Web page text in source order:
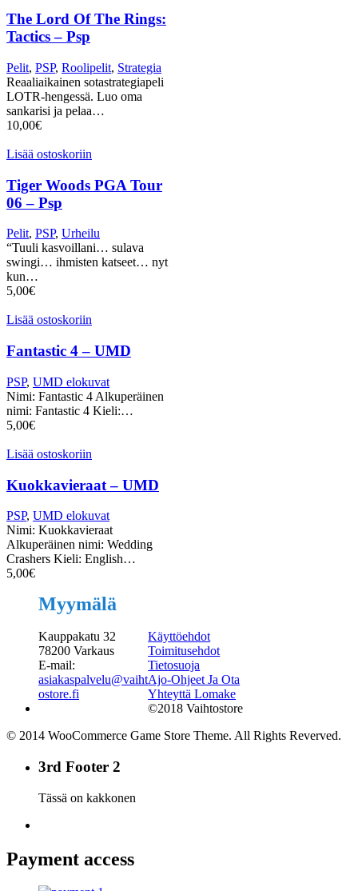
The Lord Of The Rings:
Tactics – Psp
Pelit, PSP, Roolipelit, Strategia
Reaaliaikainen sotastrategiapeli
LOTR-hengessä. Luo oma
sankarisi ja pelaa…
10,00€
Lisää ostoskoriin
Tiger Woods PGA Tour
06 – Psp
Pelit, PSP, Urheilu
“Tuuli kasvoillani… sulava
swingi… ihmisten katseet… nyt
kun…
5,00€
Lisää ostoskoriin
Fantastic 4 – UMD
PSP, UMD elokuvat
Nimi: Fantastic 4 Alkuperäinen
nimi: Fantastic 4 Kieli:…
5,00€
Lisää ostoskoriin
Kuokkavieraat – UMD
PSP, UMD elokuvat
Nimi: Kuokkavieraat
Alkuperäinen nimi: Wedding
Crashers Kieli: English…
5,00€
Myymälä
Kauppakatu 32
78200 Varkaus
E-mail:
asiakaspalvelu@vaiht
ostore.fi
Käyttöehdot
Toimitusehdot
Tietosuoja
Ajo-Ohjeet Ja Ota
Yhteyttä Lomake
©2018 Vaihtostore
© 2014 WooCommerce Game Store Theme. All Rights Reverved.
3rd Footer 2
Tässä on kakkonen
Payment access